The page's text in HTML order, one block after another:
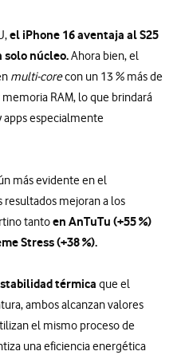
el iPhone 16 aventaja al S25
solo núcleo.Ahora bien, el
multi-corecon un 13 % más de
RAM, lo que brindará
especialmente
más evidente en el
resultados mejoran a los
tantoen AnTuTu (+55 %)
Stress (+38 %).
térmica que el
ambos alcanzan valores
el mismo proceso de
una eficiencia energética